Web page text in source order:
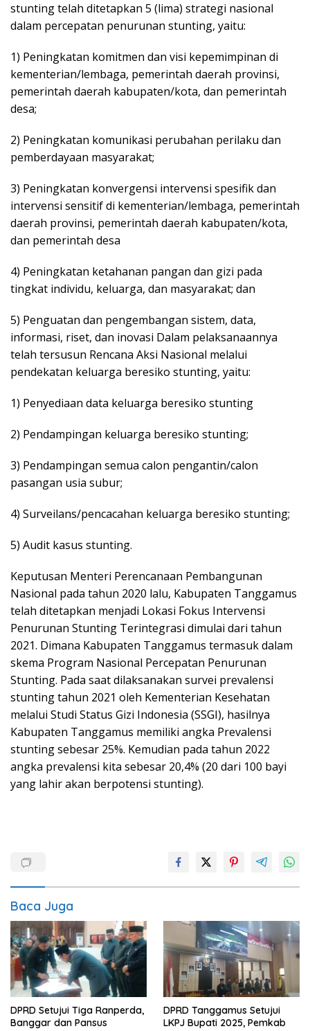
stunting telah ditetapkan 5 (lima) strategi nasional
dalam percepatan penurunan stunting, yaitu:
1) Peningkatan komitmen dan visi kepemimpinan di
kementerian/lembaga, pemerintah daerah provinsi,
pemerintah daerah kabupaten/kota, dan pemerintah
desa;
2) Peningkatan komunikasi perubahan perilaku dan
pemberdayaan masyarakat;
3) Peningkatan konvergensi intervensi spesifik dan
intervensi sensitif di kementerian/lembaga, pemerintah
daerah provinsi, pemerintah daerah kabupaten/kota,
dan pemerintah desa
4) Peningkatan ketahanan pangan dan gizi pada
tingkat individu, keluarga, dan masyarakat; dan
5) Penguatan dan pengembangan sistem, data,
informasi, riset, dan inovasi Dalam pelaksanaannya
telah tersusun Rencana Aksi Nasional melalui
pendekatan keluarga beresiko stunting, yaitu:
1) Penyediaan data keluarga beresiko stunting
2) Pendampingan keluarga beresiko stunting;
3) Pendampingan semua calon pengantin/calon
pasangan usia subur;
4) Surveilans/pencacahan keluarga beresiko stunting;
5) Audit kasus stunting.
Keputusan Menteri Perencanaan Pembangunan
Nasional pada tahun 2020 lalu, Kabupaten Tanggamus
telah ditetapkan menjadi Lokasi Fokus Intervensi
Penurunan Stunting Terintegrasi dimulai dari tahun
2021. Dimana Kabupaten Tanggamus termasuk dalam
skema Program Nasional Percepatan Penurunan
Stunting. Pada saat dilaksanakan survei prevalensi
stunting tahun 2021 oleh Kementerian Kesehatan
melalui Studi Status Gizi Indonesia (SSGI), hasilnya
Kabupaten Tanggamus memiliki angka Prevalensi
stunting sebesar 25%. Kemudian pada tahun 2022
angka prevalensi kita sebesar 20,4% (20 dari 100 bayi
yang lahir akan berpotensi stunting).
Baca Juga
DPRD Setujui Tiga Ranperda,
Banggar dan Pansus
DPRD Tanggamus Setujui
LKPJ Bupati 2025, Pemkab